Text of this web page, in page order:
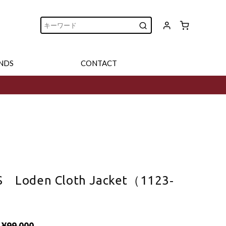
CONTACT
Loden Cloth Jacket（1123‐